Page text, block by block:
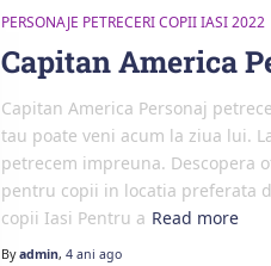
PERSONAJE PETRECERI COPII IASI 2022
Capitan America
Capitan America Personaj
tau poate veni acum la ziua lui.
petrecem impreuna. Descopera
pentru copii in locatia preferata
copii Iasi Pentru a Read more
Byadmin, 4 ani ago